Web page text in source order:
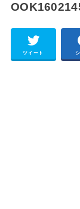
ツイート